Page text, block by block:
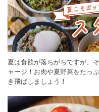
夏は食欲が落ちがちですが、
ャージ！お肉や夏野菜をたっ
き飛ばしましょう！